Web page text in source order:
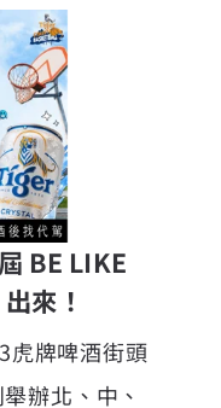
BE LIKE
來！
虎牌啤酒街頭
辦北、中、